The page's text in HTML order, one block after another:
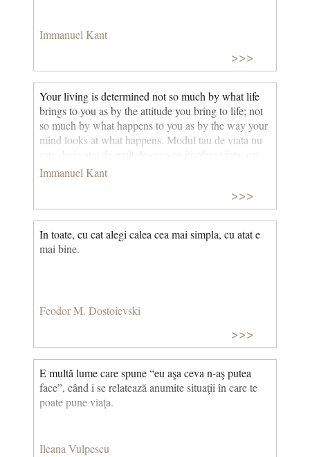
Immanuel Kant
>>>
Your living is determined not so much by what life
brings to you as by the attitude you bring to life; not
so much by what happens to you as by the way your
mind looks at what happens. Modul tau de viata nu
de atitudinea pe care o ai in viata; nu atat de mult de
analizeaza ceea ce se intampla. John Homer Miller
Immanuel Kant
>>>
In toate, cu cat alegi calea cea mai simpla, cu atat e
mai bine.
Feodor M. Dostoievski
>>>
E multă lume care spune “eu aşa ceva n-aş putea
face”, când i se relatează anumite situaţii în care te
poate pune viaţa.
Ileana Vulpescu